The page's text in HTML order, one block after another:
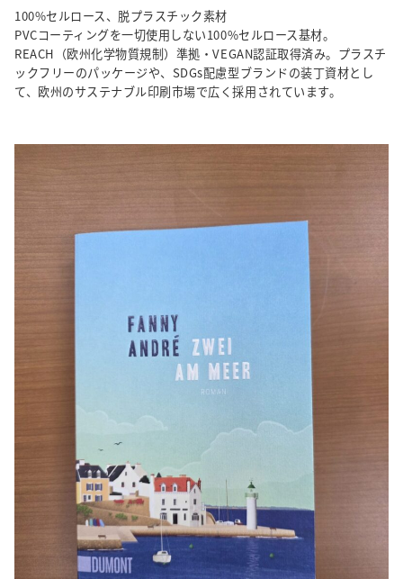
100%セルロース、脱プラスチック素材
PVCコーティングを一切使用しない100%セルロース基材。
REACH（欧州化学物質規制）準拠・VEGAN認証取得済み。プラスチ
ックフリーのパッケージや、SDGs配慮型ブランドの装丁資材とし
て、欧州のサステナブル印刷市場で広く採用されています。